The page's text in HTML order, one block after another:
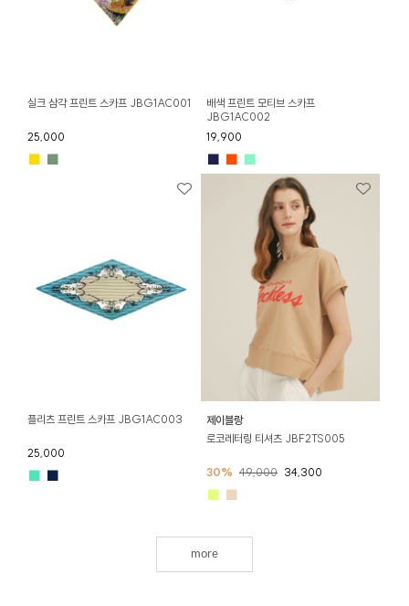
실크 삼각 프린트 스카프 JBG1AC001
25,000
■ ■
배색 프린트 모티브 스카프
JBG1AC002
19,900
■ ■ ■
플리츠 프린트 스카프 JBG1AC003
25,000
■ ■
제이블랑
로코레터링 티셔츠 JBF2TS005
30% 49,000 34,300
■ ■
more